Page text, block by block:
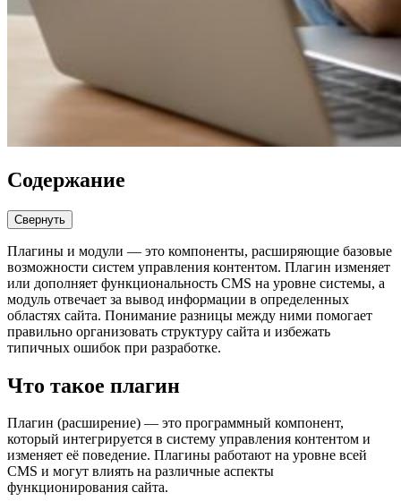
Содержание
Свернуть
Плагины и модули — это компоненты, расширяющие базовые
возможности систем управления контентом. Плагин изменяет
или дополняет функциональность CMS на уровне системы, а
модуль отвечает за вывод информации в определенных
областях сайта. Понимание разницы между ними помогает
правильно организовать структуру сайта и избежать
типичных ошибок при разработке.
Что такое плагин
Плагин (расширение) — это программный компонент,
который интегрируется в систему управления контентом и
изменяет её поведение. Плагины работают на уровне всей
CMS и могут влиять на различные аспекты
функционирования сайта.